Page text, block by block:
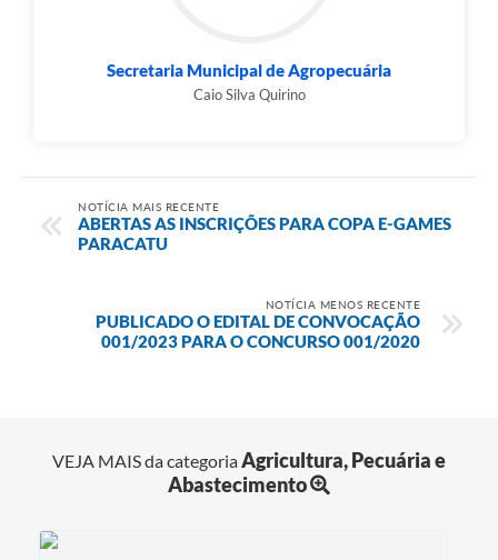
Secretaria Municipal de Agropecuária
Caio Silva Quirino
NOTÍCIA MAIS RECENTE
ABERTAS AS INSCRIÇÕES PARA COPA E-GAMES
PARACATU
NOTÍCIA MENOS RECENTE
PUBLICADO O EDITAL DE CONVOCAÇÃO
001/2023 PARA O CONCURSO 001/2020
VEJA MAIS da categoriaAgricultura, Pecuária e
Abastecimento